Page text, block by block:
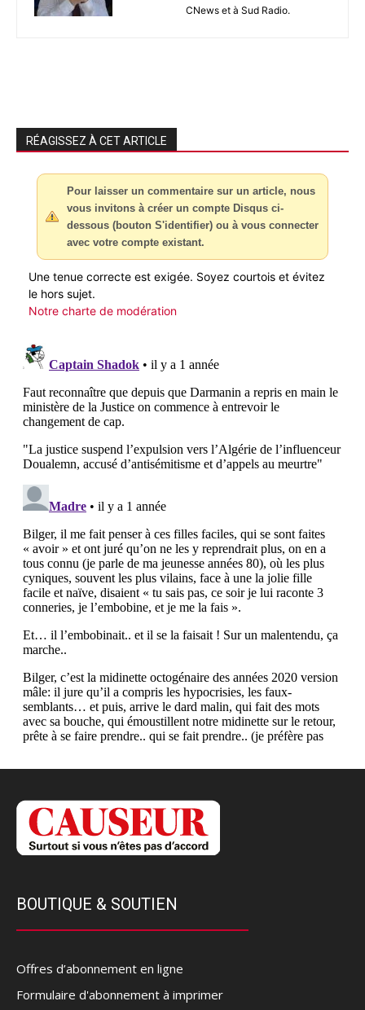
CNews et à Sud Radio.
RÉAGISSEZ À CET ARTICLE
Pour laisser un commentaire sur un article, nous
vous invitons à créer un compte Disqus ci-
dessous (bouton S'identifier) ou à vous connecter
avec votre compte existant.
Une tenue correcte est exigée. Soyez courtois et évitez
le hors sujet.
Notre charte de modération
BOUTIQUE & SOUTIEN
Offres d’abonnement en ligne
Formulaire d'abonnement à imprimer